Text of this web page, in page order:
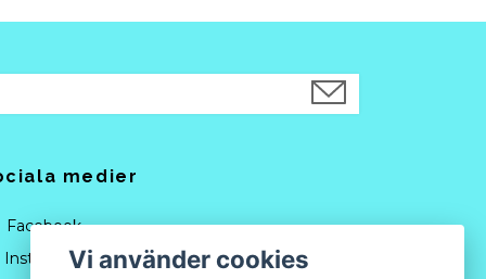
medier
Facebook
InstagramVi använder cookies